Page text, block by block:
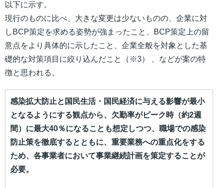
以下に示す。
現行のものに比べ、大きな変更は少ないものの、企業に対
しBCP策定を求める姿勢が強まったこと、BCP策定上の留
意点をより具体的に示したこと、企業全般を対象とした基
礎的な対策項目に絞り込んだこと（※3） 、などが案の特
徴と思われる。
感染拡大防止と国民生活・国民経済に与える影響が最小
となるようにする観点から、欠勤率がピーク時（約2週
間）に最大40％になることも想定しつつ、職場での感染
防止策を徹底するとともに、重要業務への重点化をする
ため、各事業者において事業継続計画を策定することが
必要。